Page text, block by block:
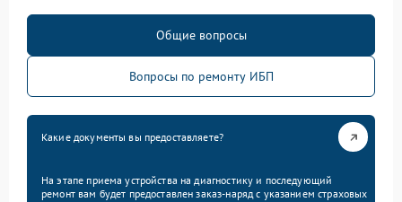
Общие вопросы
Вопросы по ремонту ИБП
Какие документы вы предоставляете?
На этапе приема устройства на диагностику и последующий
ремонт вам будет предоставлен заказ-наряд с указанием страховых